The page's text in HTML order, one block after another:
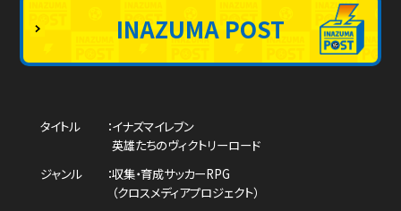
INAZUMA POST
タイトル
イナズマイレブン
英雄たちのヴィクトリーロード
ジャンル
収集・育成サッカーRPG
（クロスメディアプロジェクト）